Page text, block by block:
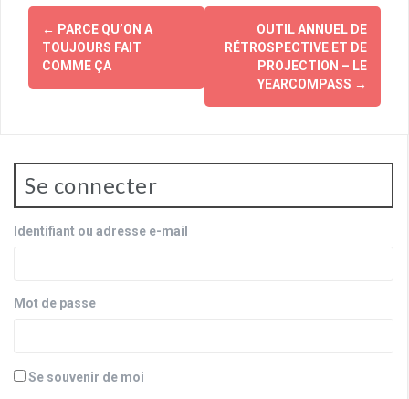
Navigation
d'article
← PARCE QU’ON A
TOUJOURS FAIT
COMME ÇA
OUTIL ANNUEL DE
RÉTROSPECTIVE ET DE
PROJECTION – LE
YEARCOMPASS →
Se connecter
Identifiant ou adresse e-mail
Mot de passe
Se souvenir de moi